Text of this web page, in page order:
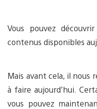
Vous pouvez
contenus disponibles
Mais avant cela, il nous
à faire aujourd’hui.
vous pouvez